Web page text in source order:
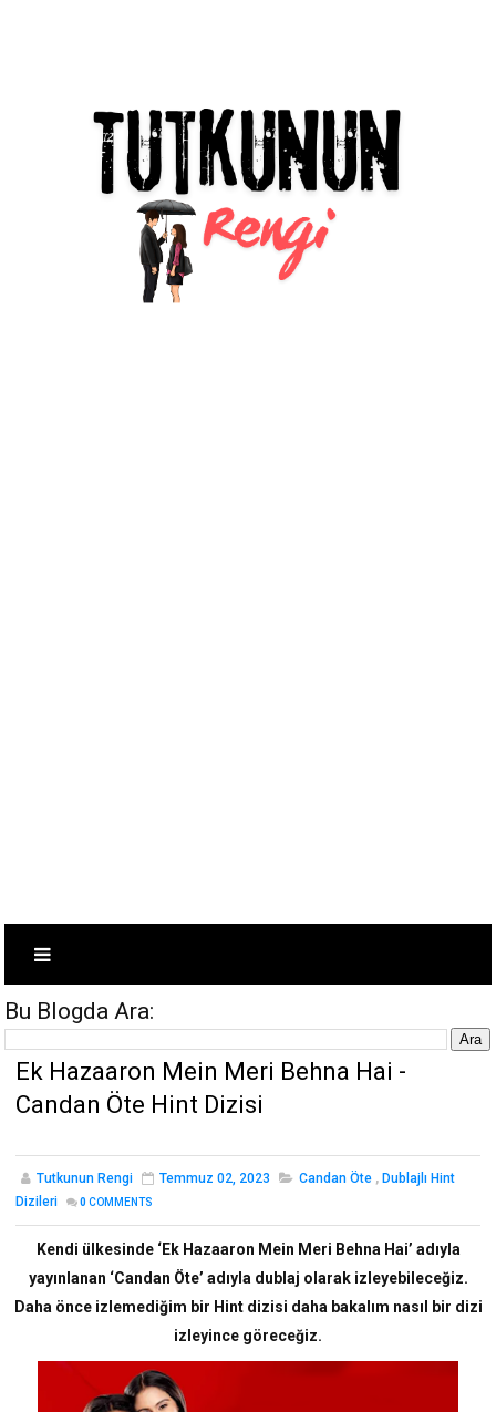
Bu Blogda Ara:
Ek Hazaaron Mein Meri Behna Hai -
Candan Öte Hint Dizisi
Tutkunun Rengi Temmuz 02, 2023 Candan Öte , Dublajlı Hint
Dizileri
0 COMMENTS
Kendi ülkesinde ‘Ek Hazaaron Mein Meri Behna Hai’ adıyla
yayınlanan ‘Candan Öte’ adıyla dublaj olarak izleyebileceğiz.
Daha önce izlemediğim bir Hint dizisi daha bakalım nasıl bir dizi
izleyince göreceğiz.